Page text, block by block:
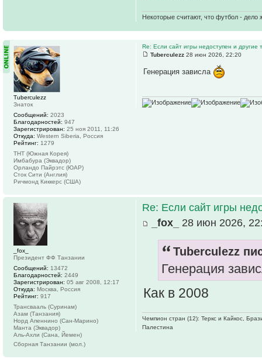
Некоторые считают, что футбол -
Re: Если сайт игры недоступен и другие
Tuberculezz 28 июн 2026, 22:20
Генерация зависла
Tuberculezz
Знаток
Сообщений: 2023
Благодарностей: 947
Зарегистрирован: 25 ноя 2011, 11:26
Откуда: Western Siberia, Россия
Рейтинг: 1279
ТНТ (Южная Корея)
Имбабура (Эквадор)
Орландо Пайрэтс (ЮАР)
Сток Сити (Англия)
Ричмонд Киккерс (США)
Re: Если сайт игры
_fox_
28 июн 2026,
Tuberculezz
Генерация
Как в 2008
Чемпион стран (12): Теркс и Кайкос,
Палестина
_fox_
Президент ФФ Танзании
Сообщений: 13472
Благодарностей: 2449
Зарегистрирован: 05 авг 2008, 12:17
Откуда: Москва, Россия
Рейтинг: 917
Трансвааль (Суринам)
Азам (Танзания)
Норд Апеннино (Сан-Марино)
Манта (Эквадор)
Аль-Ахли (Сана, Йемен)
Сборная Танзании (мол.)